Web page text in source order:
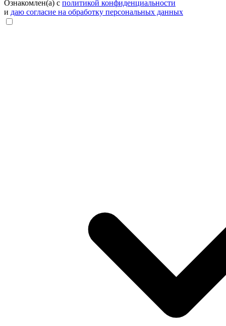
Ознакомлен(а) с политикой конфиденциальности
и даю согласие на обработку персональных данных